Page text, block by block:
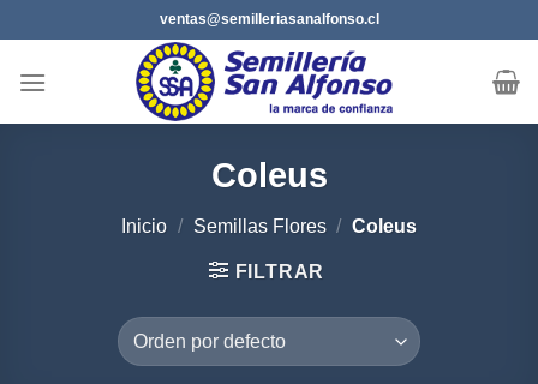
al
contenido
ventas@semilleriasanalfonso.cl
Coleus
Inicio / Semillas Flores / Coleus
FILTRAR